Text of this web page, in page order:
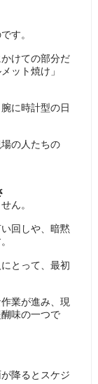
す。
けての部分だ
ット焼け」
に時計型の日
の人たちの
ん。
回しや、暗黙
とって、最初
業が進み、現
味の一つで
降るとスケジ